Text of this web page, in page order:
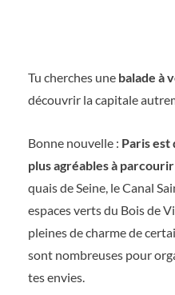
Tu cherches une balade à
découvrir la capitale
Bonne nouvelle : Paris est
plus agréables à
quais de Seine, le Canal
espaces verts du Bois de
pleines de charme de
sont nombreuses pour
tes envies.